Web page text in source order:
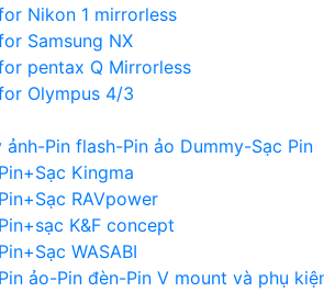
Nikon 1 mirrorless
Samsung NX
pentax Q Mirrorless
Olympus 4/3
ảnh-Pin flash-Pin ảo Dummy-Sạc Pin
Kingma
RAVpower
K&F concept
WASABI
ảo-Pin đèn-Pin V mount và phụ